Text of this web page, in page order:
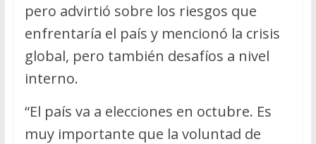
pero advirtió sobre los riesgos que
enfrentaría el país y mencionó la crisis
global, pero también desafíos a nivel
interno.
“El país va a elecciones en octubre. Es
muy importante que la voluntad de